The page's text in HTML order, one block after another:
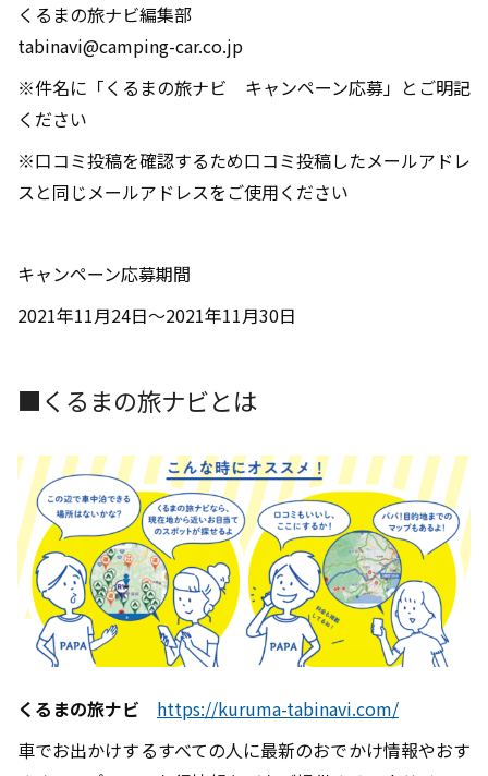
くるまの旅ナビ編集部
tabinavi@camping-car.co.jp
※件名に「くるまの旅ナビ キャンペーン応募」とご明記
ください
※口コミ投稿を確認するため口コミ投稿したメールアドレ
スと同じメールアドレスをご使用ください
キャンペーン応募期間
2021年11月24日～2021年11月30日
■くるまの旅ナビとは
くるまの旅ナビ https://kuruma-tabinavi.com/
車でお出かけするすべての人に最新のおでかけ情報やおす